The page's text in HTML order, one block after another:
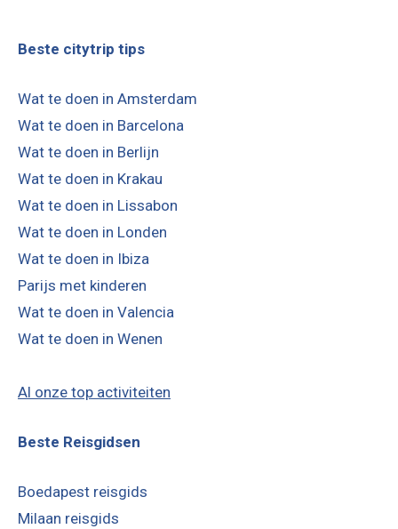
Beste citytrip tips
Wat te doen in Amsterdam
Wat te doen in Barcelona
Wat te doen in Berlijn
Wat te doen in Krakau
Wat te doen in Lissabon
Wat te doen in Londen
Wat te doen in Ibiza
Parijs met kinderen
Wat te doen in Valencia
Wat te doen in Wenen
Al onze top activiteiten
Beste Reisgidsen
Boedapest reisgids
Milaan reisgids